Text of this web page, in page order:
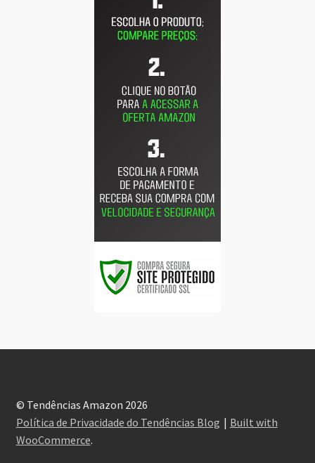
© Tendências Amazon 2026
Política de Privacidade do Tendências Blog
Built with
WooCommerce.